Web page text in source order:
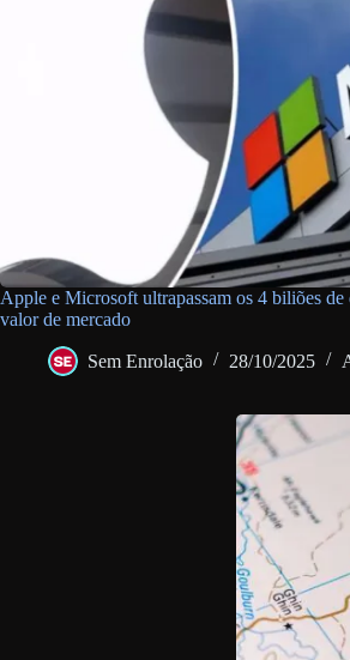
Apple e Microsoft ultrapassam os 4 biliões de
valor de mercado
Sem Enrolação 28/10/2025